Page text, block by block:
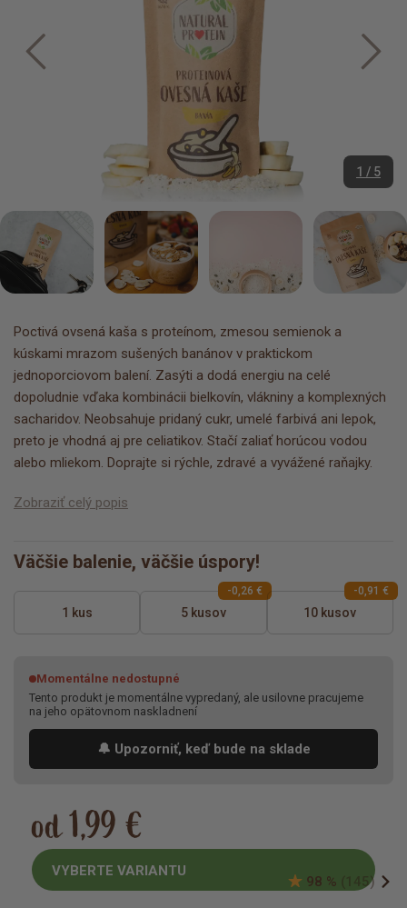
1 / 5
Poctivá ovsená kaša s proteínom, zmesou semienok a
kúskami mrazom sušených banánov v praktickom
jednoporciovom balení. Zasýti a dodá energiu na celé
dopoludnie vďaka kombinácii bielkovín, vlákniny a komplexných
sacharidov. Neobsahuje pridaný cukr, umelé farbivá ani lepok,
preto je vhodná aj pre celiatikov. Stačí zaliať horúcou vodou
alebo mliekom. Doprajte si rýchle, zdravé a vyvážené raňajky.
Zobraziť celý popis
Väčšie balenie, väčšie úspory!
1 kus 5 kusov
-0,26 €
10 kusov
-0,91 €
Momentálne nedostupné
Tento produkt je momentálne vypredaný, ale usilovne pracujeme
na jeho opätovnom naskladnení
🔔 Upozorniť, keď bude na sklade
98 % (145)
od 1,99 €
VYBERTE VARIANTU